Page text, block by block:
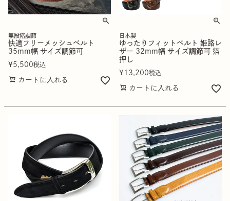
無段階調節
快適フリーメッシュベルト
35mm幅 サイズ調節可
¥5,500税込
カートに入れる
日本製
ゆったりフィットベルト 姫路レ
ザー 32mm幅 サイズ調節可 箔
押し
¥ 13,200税込
カートに入れる